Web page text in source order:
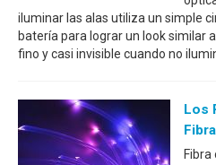
iluminar las alas utiliza un simple
batería para lograr un look similar
fino y casi invisible cuando no
Los
Fibra